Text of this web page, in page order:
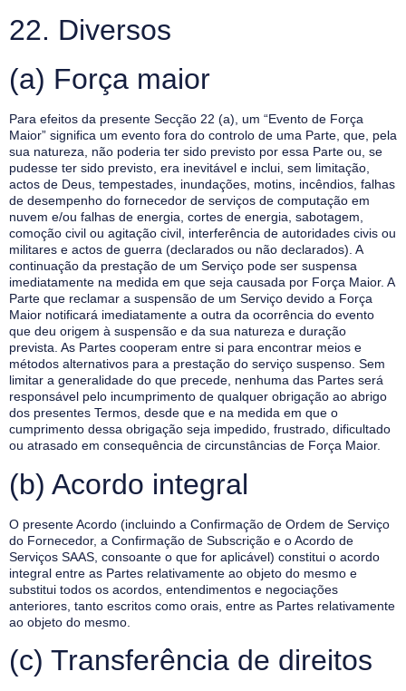
22. Diversos
(a) Força maior
Para efeitos da presente Secção 22 (a), um “Evento de Força
Maior” significa um evento fora do controlo de uma Parte, que, pela
sua natureza, não poderia ter sido previsto por essa Parte ou, se
pudesse ter sido previsto, era inevitável e inclui, sem limitação,
actos de Deus, tempestades, inundações, motins, incêndios, falhas
de desempenho do fornecedor de serviços de computação em
nuvem e/ou falhas de energia, cortes de energia, sabotagem,
comoção civil ou agitação civil, interferência de autoridades civis ou
militares e actos de guerra (declarados ou não declarados). A
continuação da prestação de um Serviço pode ser suspensa
imediatamente na medida em que seja causada por Força Maior. A
Parte que reclamar a suspensão de um Serviço devido a Força
Maior notificará imediatamente a outra da ocorrência do evento
que deu origem à suspensão e da sua natureza e duração
prevista. As Partes cooperam entre si para encontrar meios e
métodos alternativos para a prestação do serviço suspenso. Sem
limitar a generalidade do que precede, nenhuma das Partes será
responsável pelo incumprimento de qualquer obrigação ao abrigo
dos presentes Termos, desde que e na medida em que o
cumprimento dessa obrigação seja impedido, frustrado, dificultado
ou atrasado em consequência de circunstâncias de Força Maior.
(b) Acordo integral
O presente Acordo (incluindo a Confirmação de Ordem de Serviço
do Fornecedor, a Confirmação de Subscrição e o Acordo de
Serviços SAAS, consoante o que for aplicável) constitui o acordo
integral entre as Partes relativamente ao objeto do mesmo e
substitui todos os acordos, entendimentos e negociações
anteriores, tanto escritos como orais, entre as Partes relativamente
ao objeto do mesmo.
(c) Transferência de direitos